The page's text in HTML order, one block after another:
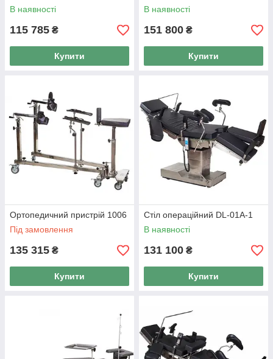
В наявності
115 785 ₴
Купити
В наявності
151 800 ₴
Купити
Ортопедичний пристрій 1006
Під замовлення
135 315 ₴
Купити
Стіл операційний DL-01A-1
В наявності
131 100 ₴
Купити